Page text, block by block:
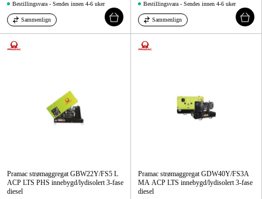
Bestillingsvara - Sendes innen 4-6 uker
Sammenlign
Bestillingsvara - Sendes innen 4-6 uker
Sammenlign
Pramac strømaggregat GBW22Y/FS5 L
ACP LTS PHS innebygd/lydisolert 3-fase
diesel
Pramac strømaggregat GDW40Y/FS3A
MA ACP LTS innebygd/lydisolert 3-fase
diesel